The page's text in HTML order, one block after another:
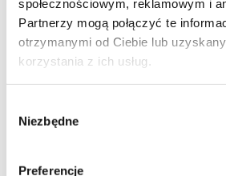
społecznościowym, reklamowym i
Partnerzy mogą połączyć te
otrzymanymi od Ciebie lub
korzystania z ich usług.
zgody
Niezbędne
Preferencje
produkty zgodnie z aktualnie
5.2. Napoje podawane są w
do niskich temperatur.
5.3. Część naczyń może być
zobowiązani są do zachowania
podczas ich użytkowania.
6. Odpowiedzialność